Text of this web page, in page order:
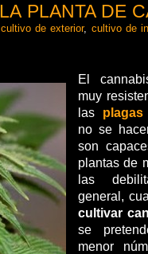
PLANTA DE
,cultivo de exterior, cultivo de
El
muy
las
no se
son
plantas de
las
general,
cultivar
se
menor